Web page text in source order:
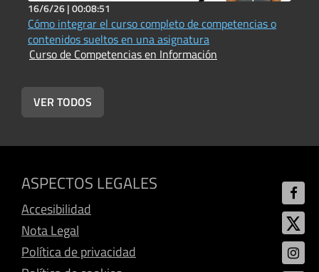
16/6/26 |00:08:51
Cómo integrar el curso completo de competencias o
contenidos sueltos en una asignatura
Curso de Competencias en Información
VER TODOS
ASPECTOS LEGALES
Accesibilidad
Nota Legal
Política de privacidad